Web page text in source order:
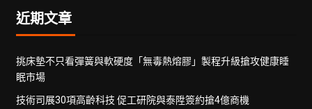
近期文章
挑床墊不只看彈簧與軟硬度「無毒熱熔膠」製程升級搶攻健康睡
眠市場
技術司展30項高齡科技 促工研院與泰陞簽約搶4億商機